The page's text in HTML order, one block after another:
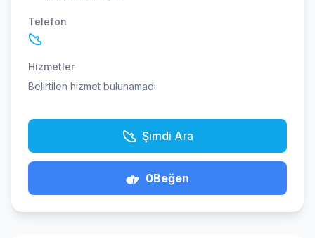
Telefon
Hizmetler
Belirtilen hizmet bulunamadı.
Şimdi Ara
0Beğen